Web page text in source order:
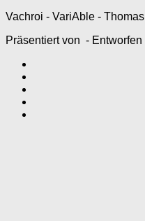
Vachroi - VariAble -
Präsentiert von - Entworfen